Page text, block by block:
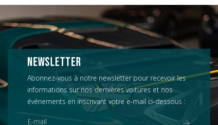
NEWSLETTER
Abonnez-vous à notre newsletter pour recevoir les
informations sur nos dernières voitures et nos
événements en inscrivant votre e-mail ci-dessous :